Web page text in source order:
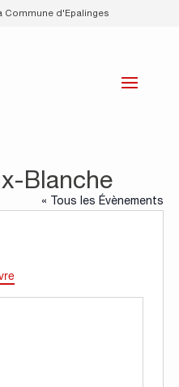
Commune d'Epalinges
Blanche
« Tous les Évènements